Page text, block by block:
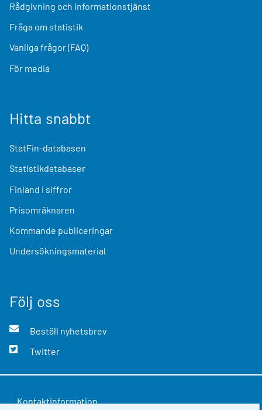
Rådgivning och informationstjänst
Fråga om statistik
Vanliga frågor (FAQ)
För media
Hitta snabbt
StatFin-databasen
Statistikdatabaser
Finland i siffror
Prisomräknaren
Kommande publiceringar
Undersökningsmaterial
Följ oss
Beställ nyhetsbrev
Twitter
Kontaktinformation